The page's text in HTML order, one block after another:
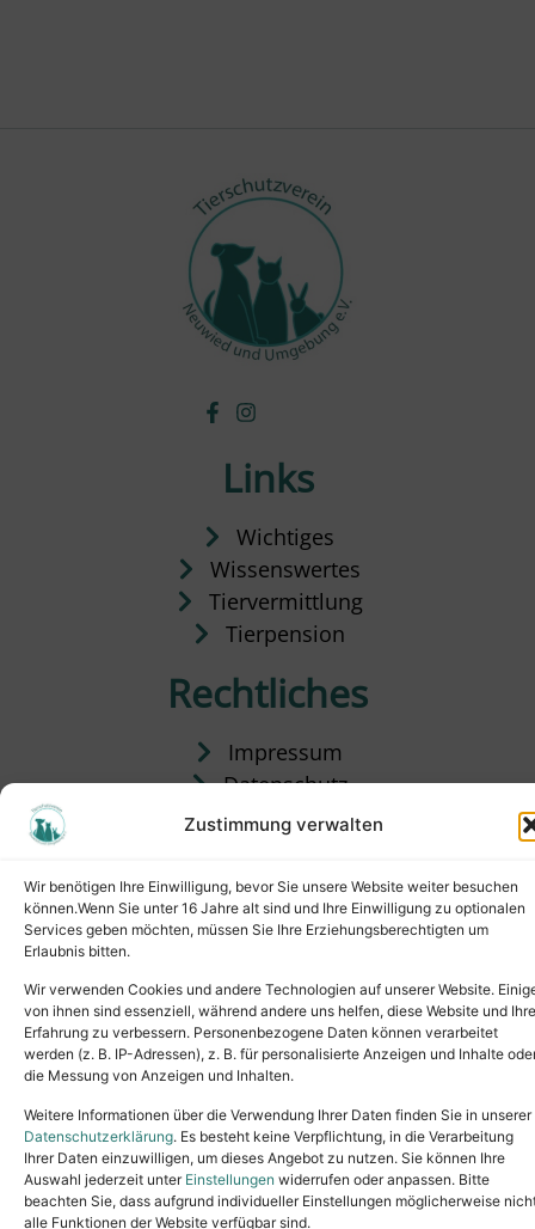
Zustimmung verwalten
Wir benötigen Ihre Einwilligung, bevor Sie unsere Website weiter besuchen
können.Wenn Sie unter 16 Jahre alt sind und Ihre Einwilligung zu optionalen
Services geben möchten, müssen Sie Ihre Erziehungsberechtigten um
Erlaubnis bitten.
Wir verwenden Cookies und andere Technologien auf unserer Website.
von ihnen sind essenziell, während andere uns helfen, diese Website und Ihre
Erfahrung zu verbessern. Personenbezogene Daten können verarbeitet
werden (z. B. IP-Adressen), z. B. für personalisierte Anzeigen und Inhalte
die Messung von Anzeigen und Inhalten.
Weitere Informationen über die Verwendung Ihrer Daten finden Sie in unserer
Datenschutzerklärung. Es besteht keine Verpflichtung, in die Verarbeitung
Ihrer Daten einzuwilligen, um dieses Angebot zu nutzen. Sie können Ihre
Auswahl jederzeit unter Einstellungen widerrufen oder anpassen. Bitte
beachten Sie, dass aufgrund individueller Einstellungen möglicherweise
alle Funktionen der Website verfügbar sind.
Links
Wichtiges
Wissenswertes
Tiervermittlung
Tierpension
Rechtliches
Impressum
Datenschutz
Satzung
Copyright © 2024. All rights reserved.
Tel.: (02631) 55356buero@tierheim-neuwied.de
Ludwigshof 1, 56567 Neuwied